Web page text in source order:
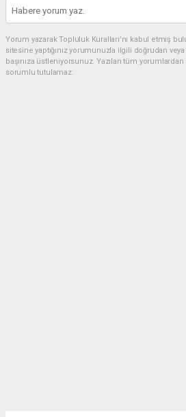
Yorum yazarak Topluluk Kuralları’nı kabul etmiş
sitesine yaptığınız yorumunuzla ilgili doğrudan
başınıza üstleniyorsunuz. Yazılan tüm
sorumlu tutulamaz.